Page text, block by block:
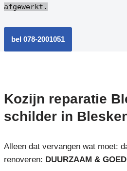
afgewerkt.
bel 078-2001051
Kozijn reparatie
schilder in
Alleen dat vervangen wat moet:
renoveren: DUURZAAM &